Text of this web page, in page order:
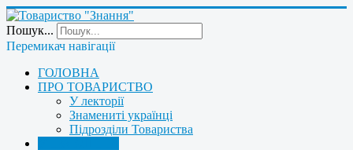
Пошук...
Перемикач навігації
ГОЛОВНА
ПРО ТОВАРИСТВО
У лекторії
Знамениті українці
Підрозділи Товариства